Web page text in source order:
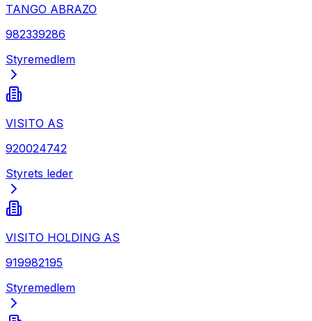
TANGO ABRAZO
982339286
Styremedlem
VISITO AS
920024742
Styrets leder
VISITO HOLDING AS
919982195
Styremedlem